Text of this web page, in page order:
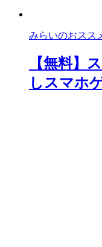
みらいのおスス
【無料】
しスマホ